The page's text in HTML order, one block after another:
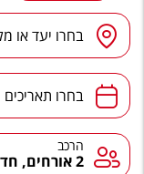
מלונות באילת
טיולים מאורגנים
סגנונות טיול
הרגע האחרון
יעד/מלון בחרו יעד או
תאריכים בחרו תאריכים
הרכב הרכב
2 אורחים, חדר אחד